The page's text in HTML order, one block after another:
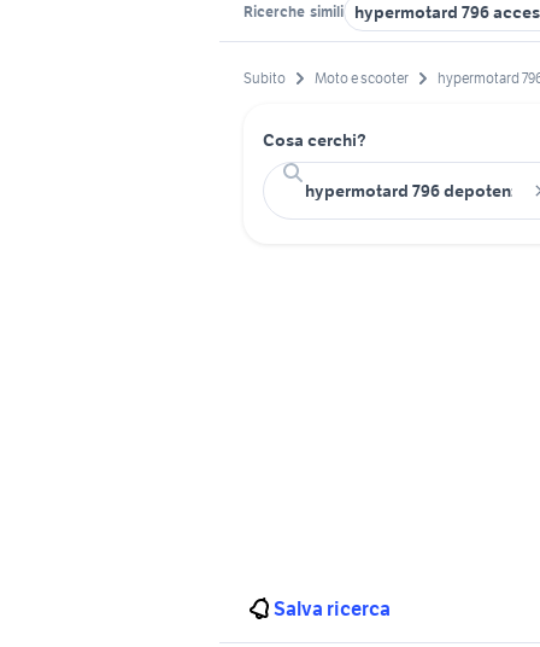
Ricerche simili hypermotard 796
Subito Moto e scooter hypermotard
Cosa cerchi?
Salva ricerca